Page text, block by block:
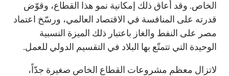
الخاص. وقد أعاق ذلك إمكانية نمو هذا القطاع، وقوّض
قدرته على المنافسة في الاقتصاد العالمي، ورسّخ اعتماد
مصر على النفط والغاز باعتبار ذلك الميزة النسبية
الوحيدة التي تتمتّع بها البلاد في التقسيم الدولي للعمل.
لاتزال معظم مشروعات القطاع الخاص صغيرة جدّاً،